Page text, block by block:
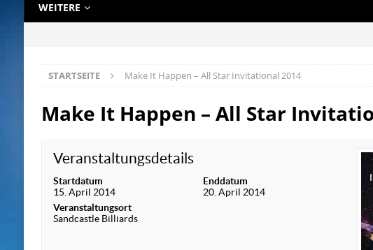
WEITERE
STARTSEITE Make It Happen – All Star Invitational 2014
Make It Happen – All Star
Veranstaltungsdetails
Startdatum
15. April 2014
Enddatum
20. April 2014
Veranstaltungsort
Sandcastle Billiards